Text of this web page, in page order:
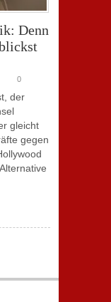
Denn
0
der
gleicht
gegen